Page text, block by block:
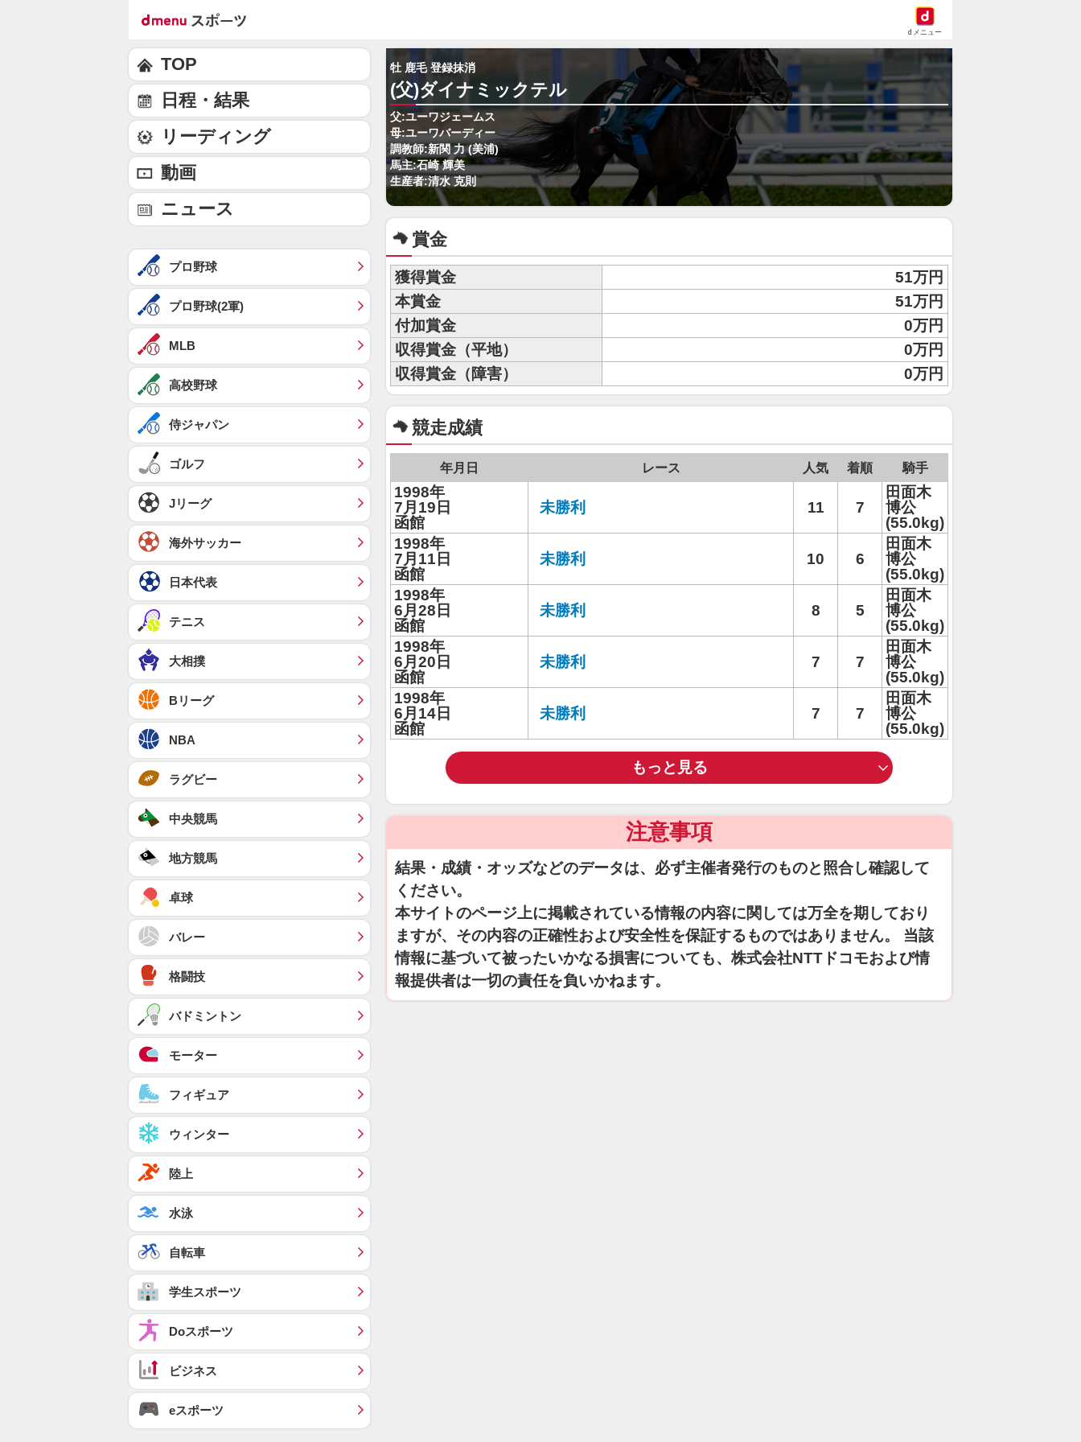
dメニュー
牡 鹿毛 登録抹消
(父)ダイナミックテル
父:ユーワジェームス
母:ユーワバーディー
調教師:新関 力 (美浦)
馬主:石崎 輝美
生産者:清水 克則
賞金
獲得賞金
51万円
本賞金
51万円
付加賞金
0万円
収得賞金（平地）
0万円
収得賞金（障害）
0万円
競走成績
年月日 レース 人気 着順 騎手
1998年
7月19日
函館
未勝利 11 7
田面木
博公
(55.0kg)
1998年
7月11日
函館
未勝利 10 6
田面木
博公
(55.0kg)
1998年
6月28日
函館
未勝利 8 5
田面木
博公
(55.0kg)
1998年
6月20日
函館
未勝利 7 7
田面木
博公
(55.0kg)
1998年
6月14日
函館
未勝利 7 7
田面木
博公
(55.0kg)
もっと見る
注意事項
結果・成績・オッズなどのデータは、必ず主催者発行のものと照合し確認して
ください。
本サイトのページ上に掲載されている情報の内容に関しては万全を期しており
ますが、その内容の正確性および安全性を保証するものではありません。 当該
情報に基づいて被ったいかなる損害についても、株式会社NTTドコモおよび情
報提供者は一切の責任を負いかねます。
TOP
日程・結果
リーディング
動画
ニュース
プロ野球
プロ野球(2軍)
MLB
高校野球
侍ジャパン
ゴルフ
Jリーグ
海外サッカー
日本代表
テニス
大相撲
Bリーグ
NBA
ラグビー
中央競馬
地方競馬
卓球
バレー
格闘技
バドミントン
モーター
フィギュア
ウィンター
陸上
水泳
自転車
学生スポーツ
Doスポーツ
ビジネス
eスポーツ